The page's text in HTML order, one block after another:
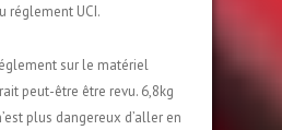
réglement UCI.
sur le matériel
peut-être être revu. 6,8kg
plus dangereux d’aller en